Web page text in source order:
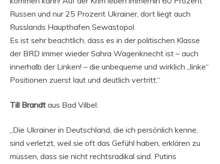
Russen und nur 25 Prozent Ukrainer, dort liegt auch
Russlands Haupthafen Sewastopol.
Es ist sehr beachtlich, dass es in der politischen Klasse
der BRD immer wieder Sahra Wagenknecht ist – auch
innerhalb der Linken! – die unbequeme und wirklich „linke“
Positionen zuerst laut und deutlich vertritt.“
Till Brandt aus Bad Vilbel:
„Die Ukrainer in Deutschland, die ich persönlich kenne,
sind verletzt, weil sie oft das Gefühl haben, erklären zu
müssen, dass sie nicht rechtsradikal sind. Putins